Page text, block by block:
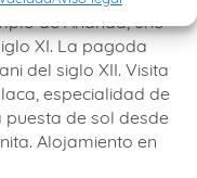
de Ananda, uno
XI. La pagoda
del siglo XII. Visita
especialidad de
puesta de sol desde
Alojamiento en